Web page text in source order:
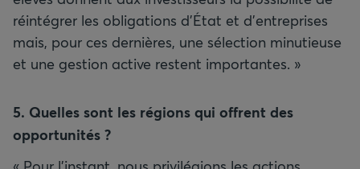
réintégrer les obligations d’État et d’entreprises
mais, pour ces dernières, une sélection minutieuse
et une gestion active restent importantes. »
5. Quelles sont les régions qui offrent des
opportunités ?